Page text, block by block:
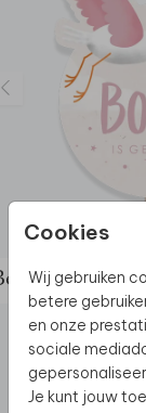
Cookies
Wij gebruiken
betere
en onze
sociale
Je kunt jouw
de